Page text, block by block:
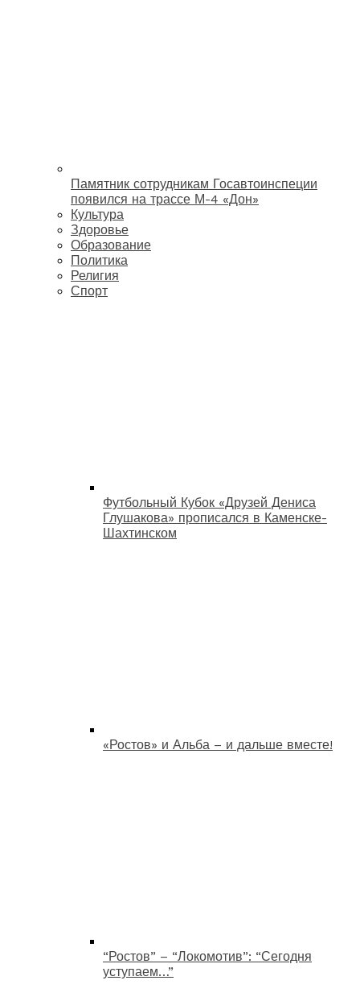
Памятник сотрудникам Госавтоинспеции
появился на трассе М-4 «Дон»
Культура
Здоровье
Образование
Политика
Религия
Спорт
Футбольный Кубок «Друзей Дениса
Глушакова» прописался в Каменске-
Шахтинском
«Ростов» и Альба – и дальше вместе!
“Ростов” – “Локомотив”: “Сегодня
уступаем…”